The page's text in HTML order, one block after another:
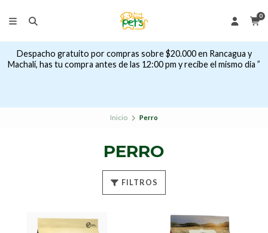
0
Despacho gratuito por compras sobre $20.000 en Rancagua y
Machalí, has tu compra antes de las 12:00 pm y recibe el mismo dia ”
Inicio Perro
PERRO
FILTROS